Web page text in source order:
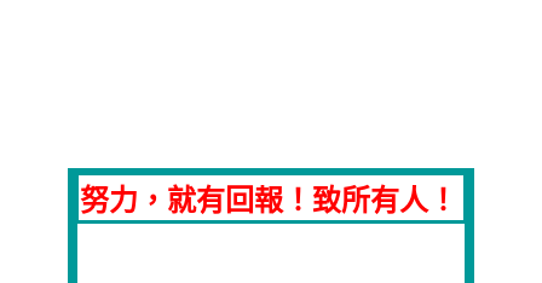
努力，就有回報！致所有人！